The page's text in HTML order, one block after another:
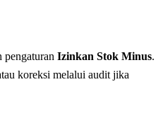
pengaturan Izinkan Stok Minus.
koreksi melalui audit jika